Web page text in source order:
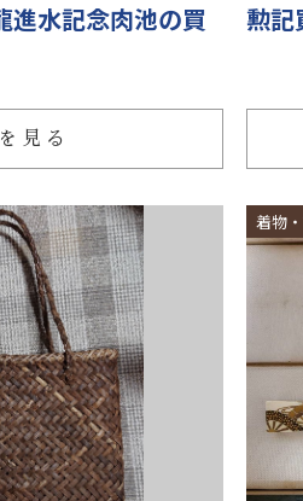
進水記念肉池の買
見る
勲記
着物